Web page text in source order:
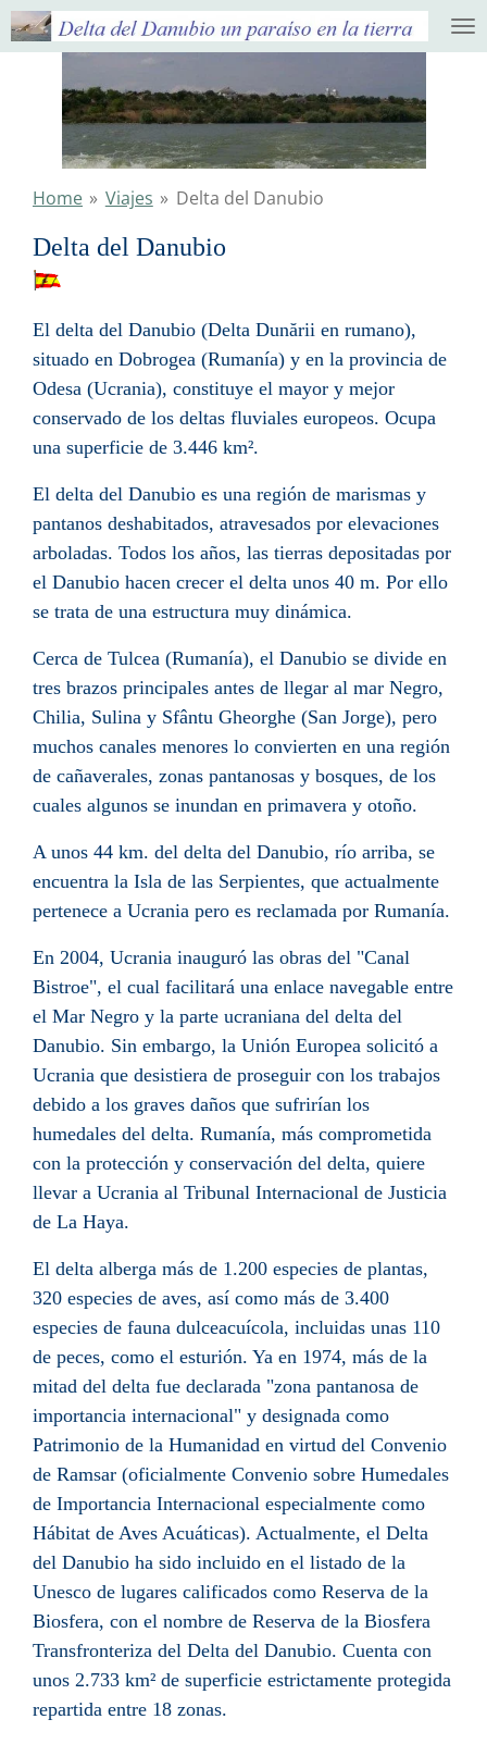
Ga
direct
hoofdinhoud
Home » Viajes » Delta del Danubio
Delta del Danubio
El delta del Danubio (Delta Dunării en rumano),
situado en Dobrogea (Rumanía) y en la provincia de
Odesa (Ucrania), constituye el mayor y mejor
conservado de los deltas fluviales europeos. Ocupa
una superficie de 3.446 km².
El delta del Danubio es una región de marismas y
pantanos deshabitados, atravesados por elevaciones
arboladas. Todos los años, las tierras depositadas por
el Danubio hacen crecer el delta unos 40 m. Por ello
se trata de una estructura muy dinámica.
Cerca de Tulcea (Rumanía), el Danubio se divide en
tres brazos principales antes de llegar al mar Negro,
Chilia, Sulina y Sfântu Gheorghe (San Jorge), pero
muchos canales menores lo convierten en una región
de cañaverales, zonas pantanosas y bosques, de los
cuales algunos se inundan en primavera y otoño.
A unos 44 km. del delta del Danubio, río arriba, se
encuentra la Isla de las Serpientes, que actualmente
pertenece a Ucrania pero es reclamada por Rumanía.
En 2004, Ucrania inauguró las obras del "Canal
Bistroe", el cual facilitará una enlace navegable entre
el Mar Negro y la parte ucraniana del delta del
Danubio. Sin embargo, la Unión Europea solicitó a
Ucrania que desistiera de proseguir con los trabajos
debido a los graves daños que sufrirían los
humedales del delta. Rumanía, más comprometida
con la protección y conservación del delta, quiere
llevar a Ucrania al Tribunal Internacional de Justicia
de La Haya.
El delta alberga más de 1.200 especies de plantas,
320 especies de aves, así como más de 3.400
especies de fauna dulceacuícola, incluidas unas 110
de peces, como el esturión. Ya en 1974, más de la
mitad del delta fue declarada "zona pantanosa de
importancia internacional" y designada como
Patrimonio de la Humanidad en virtud del Convenio
de Ramsar (oficialmente Convenio sobre Humedales
de Importancia Internacional especialmente como
Hábitat de Aves Acuáticas). Actualmente, el Delta
del Danubio ha sido incluido en el listado de la
Unesco de lugares calificados como Reserva de la
Biosfera, con el nombre de Reserva de la Biosfera
Transfronteriza del Delta del Danubio. Cuenta con
unos 2.733 km² de superficie estrictamente protegida
repartida entre 18 zonas.